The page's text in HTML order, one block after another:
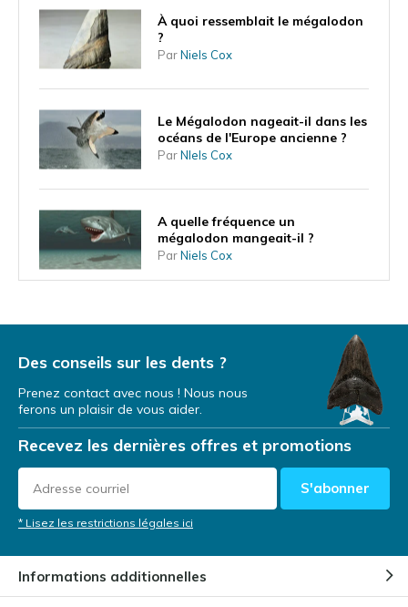
À quoi ressemblait le mégalodon
?
ParNiels Cox
Le Mégalodon nageait-il dans les
océans de l'Europe ancienne ?
ParNIels Cox
A quelle fréquence un
mégalodon mangeait-il ?
ParNiels Cox
Le mégalodon peut-il revenir un
ParNiels Cox
Où vivait le mégalodon ?
ParNiels Cox
Comment savons-nous que le
ParNiels
Des conseils sur les dents ?
Prenez contact avec nous ! Nous nous
ferons un plaisir de vous aider.
Recevez les dernières offres et promotions
S'abonner
* Lisez les restrictions légales ici
Informations additionnelles